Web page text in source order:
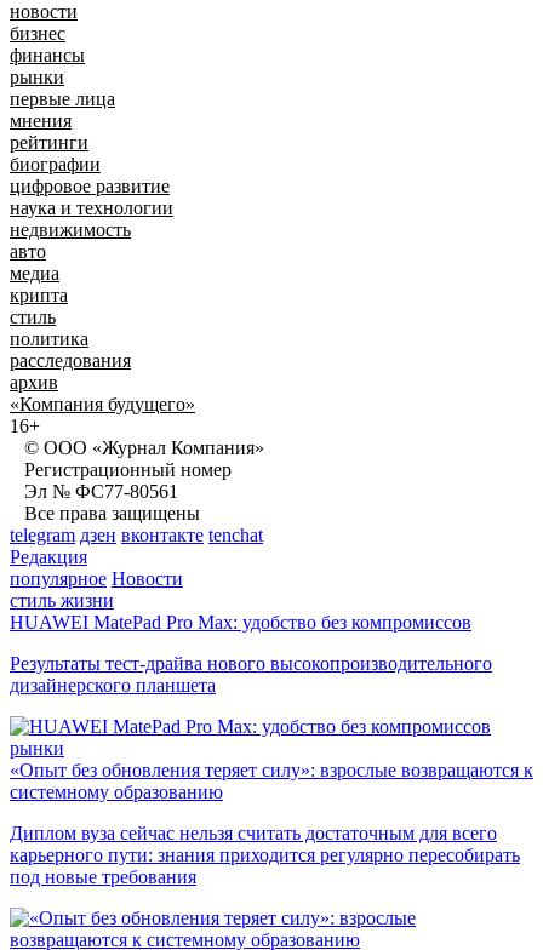
новости
бизнес
финансы
рынки
первые лица
мнения
рейтинги
биографии
цифровое развитие
наука и технологии
недвижимость
авто
медиа
крипта
стиль
политика
расследования
архив
«Компания будущего»
16+
© ООО «Журнал Компания»
Регистрационный номер
Эл № ФС77-80561
Все права защищены
telegram дзен вконтакте tenchat
Редакция
популярное Новости
стиль жизни
HUAWEI MatePad Pro Max: удобство без компромиссов
Результаты тест-драйва нового высокопроизводительного
дизайнерского планшета
рынки
«Опыт без обновления теряет силу»: взрослые возвращаются к
системному образованию
Диплом вуза сейчас нельзя считать достаточным для всего
карьерного пути: знания приходится регулярно пересобирать
под новые требования